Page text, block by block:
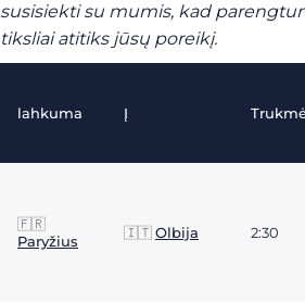
susisiekti su mumis, kad
tiksliai atitiks jūsų poreikį.
lahkuma Į
🇫🇷
Paryžius
🇮🇹Olbija 2:30